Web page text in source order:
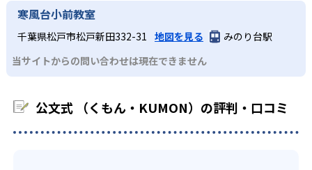
また、自学学習スタイルで学ぶ子どもたちは、自らの学習
課題に気がつくようになる。学年を超えた範囲も学習でき
03 フレキシブルな受講スタイル
KUMONでは、教室が開いている時間内であれば、何曜日に
い中高生にも通室しやすい。また、教室によっては自宅か
中学に向けて苦手教科を克服したい子ども向け
KUMONでは経験豊富な先生が、子どものやる気を引き出せ
る。苦手な科目でも自分で解けた達成感を味わうことで、
少しずつ苦手意識を克服できるだろう。
中学生・高校生
部活や習い事と両立したい生徒向け
単すぎて退屈することもない。
どんなデメリットがある？
KUMONでは、中高生のクラスでも数学・英語・国語の3教
科に限られるため、その他の教科に関しては他塾を検討す
KUMONは、公式サイトでは合格実績は公開していない。志
わせたい。
寒風台小前教室
千葉県松戸市松戸新田332-31 地図を見る
みのり台駅
当サイトからの問い合わせは現在できません
公文式 （くもん・KUMON）の評判・口コミ